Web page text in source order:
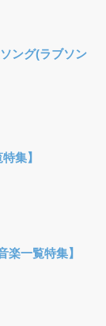
ング(ラブソン
集】
楽一覧特集】